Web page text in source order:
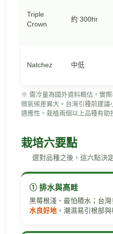
Triple
Crown
約 300hr
Natchez 中低
※ 需冷量為國外資料概估，實
微氣候差異大。台灣引種前建
適應性。栽植兩個以上品種有助
栽培六要點
選對品種之後，這六點決
① 排水與高畦
黑莓根淺、最怕積水；台
水良好地 ，潮濕易引根部